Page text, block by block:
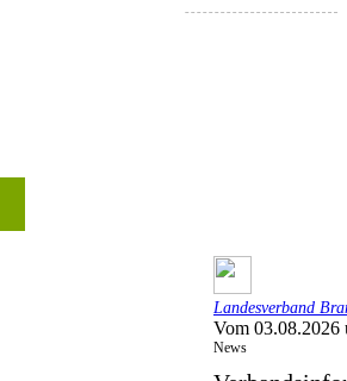
Landesverband
Vom 03.08.2026
News